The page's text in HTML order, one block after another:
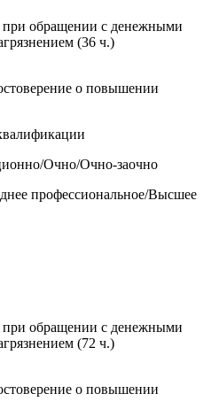
при обращении с денежными
(36 ч.)
о повышении
Очно/Очно-заочно
профессиональное/Высшее
при обращении с денежными
(72 ч.)
о повышении